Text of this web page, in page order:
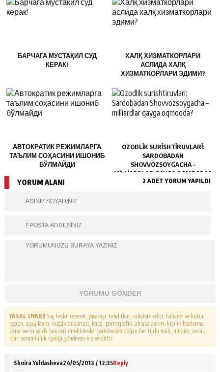
БАРЧАГА МУСТАҚИЛ СУД
КЕРАК!
ХАЛҚ ХИЗМАТКОРЛАРИ
АСЛИДА ХАЛҚ
ХИЗМАТКОРЛАРИ ЭДИМИ?
АВТОКРАТИК РЕЖИМЛАРГА
ТАЪЛИМ СОҲАСИНИ ИШОНИБ
БЎЛМАЙДИ
OZODLIK SURISHTIRUVLARI:
SARDOBADAN
SHOVVOZSOYGACHA –
MILLIARDLAR QAYGA OQMOQDA?
YORUM ALANI 2 ADET YORUM YAPILDI
YORUMU GÖNDER
YASAL UYARI!Suç teşkil edecek, yasadışı, tehditkar, rahatsız edici, hakaret ve küfür
içeren, aşağılayıcı, küçük düşürücü, kaba, pornografik, ahlaka aykırı, kişilik haklarına
zarar verici ya da benzeri niteliklerde içeriklerden doğan her türlü mali, hukuki, cezai,
idari sorumluluk içeriği gönderen kişiye aittir.
Shoira Yuldasheva24/05/2013 / 12:35Reply